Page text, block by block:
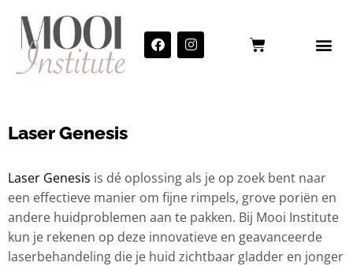
Laser Genesis
Laser Genesis is dé oplossing als je op zoek bent naar
een effectieve manier om fijne rimpels, grove poriën en
andere huidproblemen aan te pakken. Bij Mooi Institute
kun je rekenen op deze innovatieve en geavanceerde
laserbehandeling die je huid zichtbaar gladder en jonger